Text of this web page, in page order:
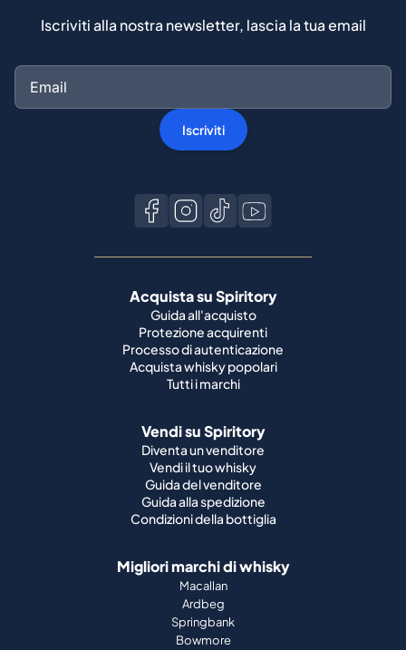
Iscriviti alla nostra newsletter, lascia la tua email
Iscriviti
Acquista su Spiritory
Guida all'acquisto
Protezione acquirenti
Processo di autenticazione
Acquista whisky popolari
Tutti i marchi
Vendi su Spiritory
Diventa un venditore
Vendi il tuo whisky
Guida del venditore
Guida alla spedizione
Condizioni della bottiglia
Migliori marchi di whisky
Macallan
Ardbeg
Springbank
Bowmore